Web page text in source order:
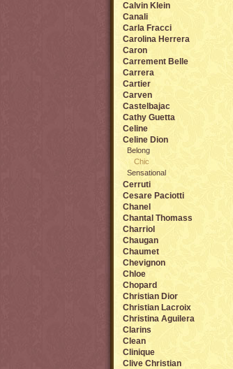
Calvin Klein
Canali
Carla Fracci
Carolina Herrera
Caron
Carrement Belle
Carrera
Cartier
Carven
Castelbajac
Cathy Guetta
Celine
Celine Dion
Belong
Chic
Sensational
Cerruti
Cesare Paciotti
Chanel
Chantal Thomass
Charriol
Chaugan
Chaumet
Chevignon
Chloe
Chopard
Christian Dior
Christian Lacroix
Christina Aguilera
Clarins
Clean
Clinique
Clive Christian